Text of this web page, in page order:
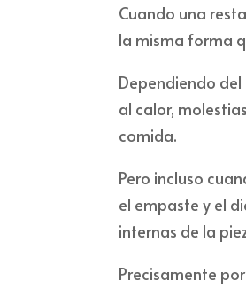
Cuando una
la misma forma
Dependiendo
al calor,
comida.
Pero incluso
el empaste y el
internas de la
Precisamente